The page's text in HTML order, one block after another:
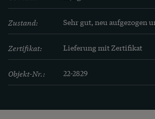
Zustand: Sehr gut, neu aufgezogen
Zertifikat: Lieferung mit Zertifikat
Objekt-Nr.: 22-2829